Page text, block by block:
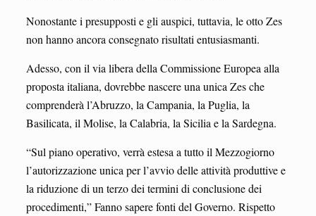
Nonostante i presupposti e gli auspici, tuttavia, le otto Zes
non hanno ancora consegnato risultati entusiasmanti.
Adesso, con il via libera della Commissione Europea alla
proposta italiana, dovrebbe nascere una unica Zes che
comprenderà l’Abruzzo, la Campania, la Puglia, la
Basilicata, il Molise, la Calabria, la Sicilia e la Sardegna.
“Sul piano operativo, verrà estesa a tutto il Mezzogiorno
l’autorizzazione unica per l’avvio delle attività produttive e
la riduzione di un terzo dei termini di conclusione dei
procedimenti,” Fanno sapere fonti del Governo. Rispetto